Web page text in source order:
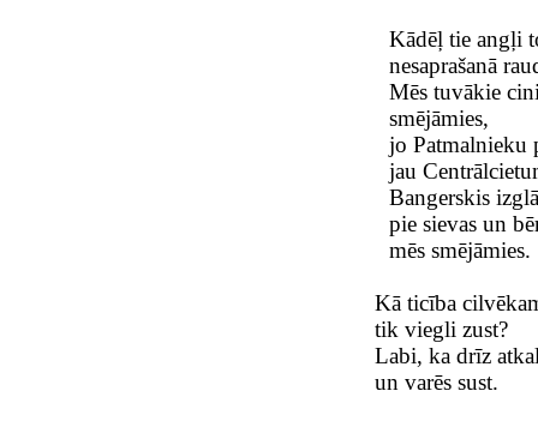
Kādēļ tie angļi
nesaprašanā
Mēs tuvākie
smējāmies,
jo Patmalnieku
jau
Bangerskis
pie sievas un
mēs smējāmies.
Kā ticība
tik viegli zust?
Labi, ka drīz
un varēs sust.